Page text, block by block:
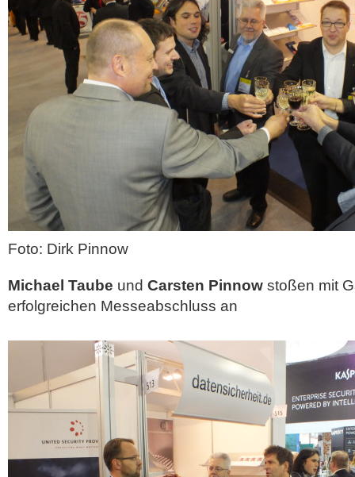
Foto: Dirk Pinnow
Michael Taube und Carsten Pinnow stoßen mit
erfolgreichen Messeabschluss an